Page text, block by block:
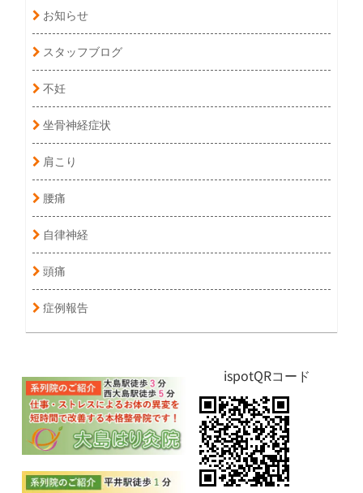
お知らせ
スタッフブログ
不妊
坐骨神経症状
肩こり
腰痛
自律神経
頭痛
症例報告
ispotQRコード